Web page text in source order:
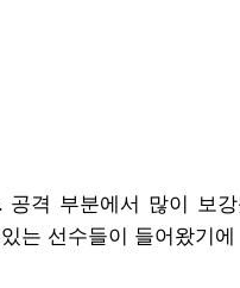
격 부분에서 많이 보
는 선수들이 들어왔기